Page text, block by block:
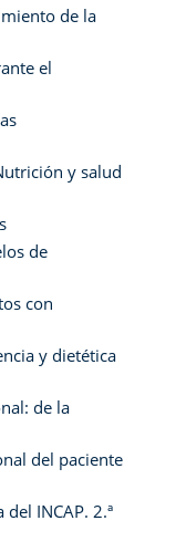
de la
el
y salud
de
con
y dietética
de la
del paciente
INCAP. 2.ª